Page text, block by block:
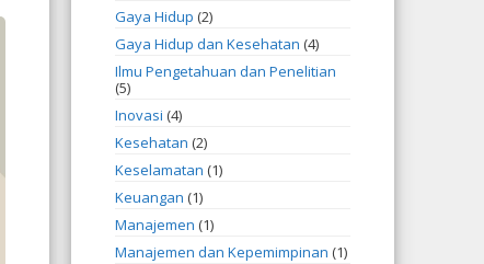
Gaya Hidup (2)
Gaya Hidup dan Kesehatan (4)
Ilmu Pengetahuan dan Penelitian
(5)
Inovasi (4)
Kesehatan (2)
Keselamatan (1)
Keuangan (1)
Manajemen (1)
Manajemen dan Kepemimpinan (1)